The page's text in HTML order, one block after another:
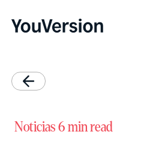
Noticias 6 min read